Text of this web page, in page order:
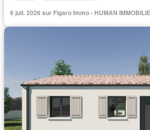
6 juil. 2026 sur Figaro Immo - HUMAN